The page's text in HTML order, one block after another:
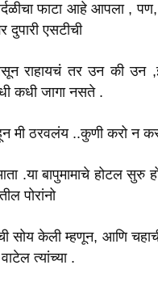
फाटा आहे आपला ,
दुपारी एसटीची
राहायचं तर उन की उन
कधी जागा नसते .
मी ठरवलंय ..कुणी करो न
.या बापुमामाचे होटल सुरु
पोरांनो
सोय केली म्हणून, आणि
त्यांच्या .